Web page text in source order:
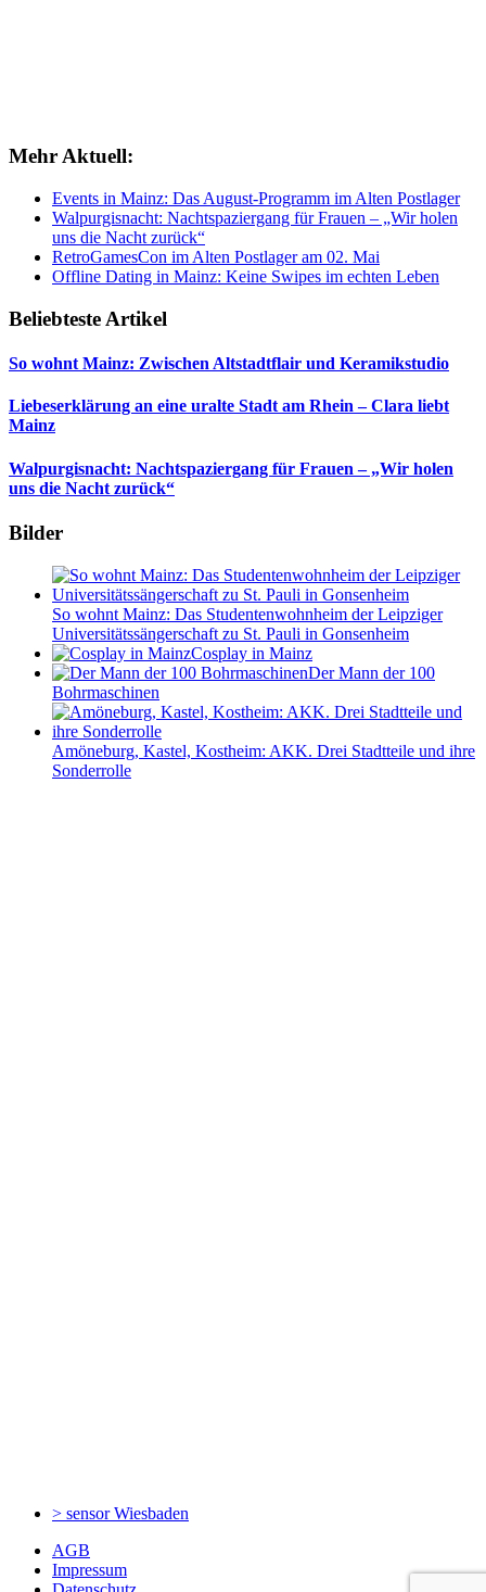
Mehr Aktuell:
Events in Mainz: Das August-Programm im Alten Postlager
Walpurgisnacht: Nachtspaziergang für Frauen – „Wir holen
uns die Nacht zurück“
RetroGamesCon im Alten Postlager am 02. Mai
Offline Dating in Mainz: Keine Swipes im echten Leben
Beliebteste Artikel
So wohnt Mainz: Zwischen Altstadtflair und Keramikstudio
Liebeserklärung an eine uralte Stadt am Rhein – Clara liebt
Mainz
Walpurgisnacht: Nachtspaziergang für Frauen – „Wir holen
uns die Nacht zurück“
Bilder
So wohnt Mainz: Das Studentenwohnheim der Leipziger
Universitätssängerschaft zu St. Pauli in Gonsenheim
Cosplay in Mainz
Der Mann der 100
Bohrmaschinen
Amöneburg, Kastel, Kostheim: AKK. Drei Stadtteile und ihre
Sonderrolle
> sensorWiesbaden
AGB
Impressum